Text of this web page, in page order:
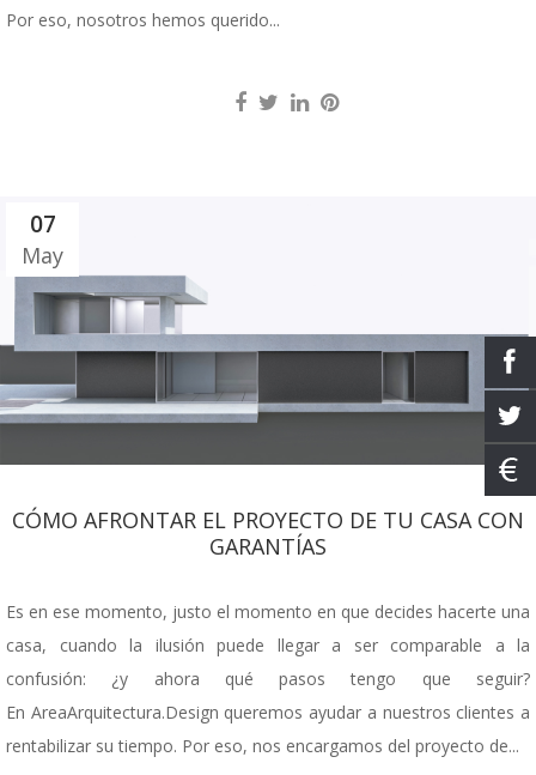
Por eso, nosotros hemos querido...
07
May
CÓMO AFRONTAR EL PROYECTO DE TU CASA CON
GARANTÍAS
Es en ese momento, justo el momento en que decides hacerte una
casa, cuando la ilusión puede llegar a ser comparable a la
confusión: ¿y ahora qué pasos tengo que seguir?
En AreaArquitectura.Design queremos ayudar a nuestros clientes a
rentabilizar su tiempo. Por eso, nos encargamos del proyecto de...